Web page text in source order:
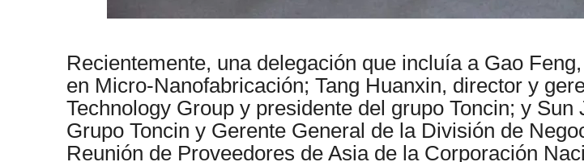
Recientemente, una delegación que incluía a Gao
en Micro-Nanofabricación; Tang Huanxin, director y
Technology Group y presidente del grupo Toncin; y
Grupo Toncin y Gerente General de la División de
Reunión de Proveedores de Asia de la Corporación